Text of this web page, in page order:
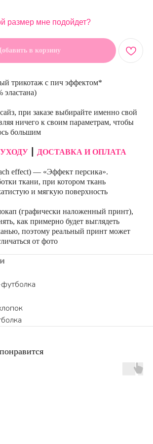
размер мне подойдет?
в корзину
трикотаж с пич эффектом*
эластана)
при заказе выбирайте именно свой
ничего к своим параметрам, чтобы
большим
ДОСТАВКА И ОПЛАТА
effect) — «Эффект персика».
ткани, при котором ткань
и мягкую поверхность
(графически наложенный принт),
как примерно будет выглядеть
поэтому реальный принт может
от фото